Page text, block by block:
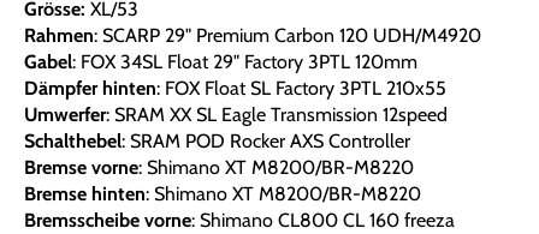
Grösse: XL/53
Rahmen: SCARP 29" Premium Carbon 120 UDH/M4920
Gabel: FOX 34SL Float 29" Factory 3PTL 120mm
Dämpfer hinten: FOX Float SL Factory 3PTL 210x55
Umwerfer: SRAM XX SL Eagle Transmission 12speed
Schalthebel: SRAM POD Rocker AXS Controller
Bremse vorne: Shimano XT M8200/BR-M8220
Bremse hinten: Shimano XT M8200/BR-M8220
Bremsscheibe vorne: Shimano CL800 CL 160 freeza